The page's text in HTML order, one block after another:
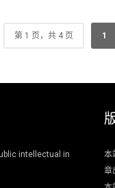
第 1 页，共 4 页 1
intellectual in
本
章